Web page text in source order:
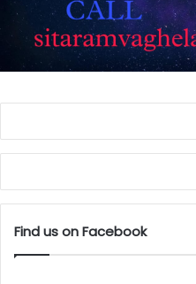
Find us on Facebook